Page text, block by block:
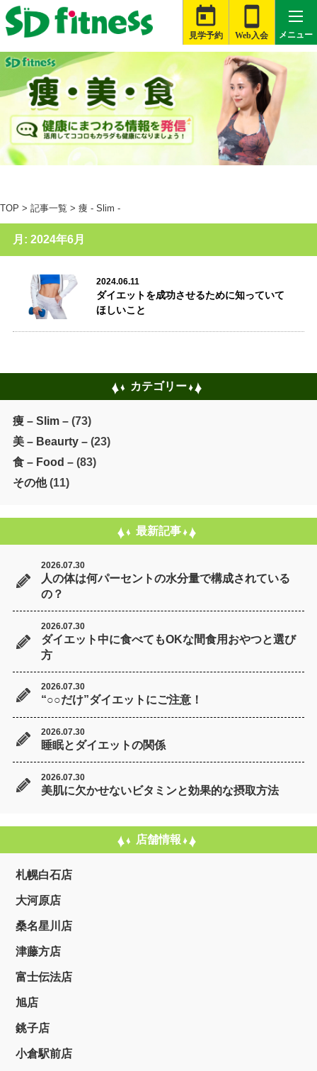

見学予約

Web入会 メニュー

札幌白石店
大河原店

TOP > 記事一覧 > 痩 - Slim -
月: 2024年6月
2024.06.11
ダイエットを成功させるために知っていて
ほしいこと
カテゴリー
痩 – Slim –(73)
美 – Beaurty –(23)
食 – Food –(83)
その他(11)
最新記事
2026.07.30
人の体は何パーセントの水分量で構成されている
の？
2026.07.30
ダイエット中に食べてもOKな間食用おやつと選び
方
2026.07.30
“○○だけ”ダイエットにご注意！
2026.07.30
睡眠とダイエットの関係
2026.07.30
美肌に欠かせないビタミンと効果的な摂取方法
店舗情報
札幌白石店
大河原店
桑名星川店
津藤方店
富士伝法店
旭店
銚子店
小倉駅前店